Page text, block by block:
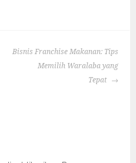
Bisnis Franchise Makanan: Tips
Memilih Waralaba yang
Tepat